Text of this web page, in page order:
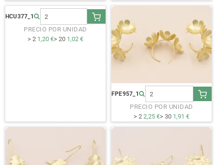
HCU377_1
PRECIO POR UNIDAD
> 2 1,20 €> 20 1,02 €
FPE957_1
PRECIO POR UNIDAD
> 2 2,25 €> 30 1,91 €